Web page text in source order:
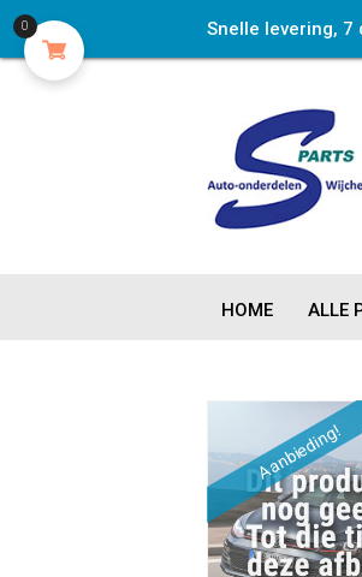
Snelle levering, 7
HOME ALLE
Aanbieding!
0